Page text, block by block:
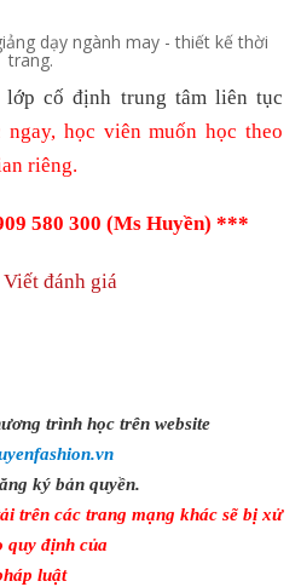
dạy ngành may - thiết kế thời
trang.
cố định trung tâm liên tục
học viên muốn học theo
riêng.
580 300 (Ms Huyền) ***
Viết đánh giá
trình học trên website
ký bản quyền.
trên các trang mạng khác sẽ bị xử
quy định của
luật